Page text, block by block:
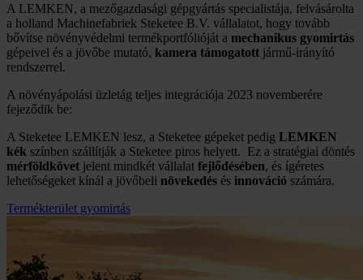
A LEMKEN, a mezőgazdasági gépgyártás specialistája, felvásárolta
a holland Machinefabriek Steketee B.V. vállalatot, hogy tovább
bővítse növényvédelmi termékportfólióját a mechanikus gyomirtás
gépeivel és a jövőbe mutató, kamera támogatott jármű-irányító
rendszerrel.
A növényápolási üzletág teljes integrációja 2023 novemberére
fejeződik be:
A Steketee LEMKEN lesz, a Steketee gépeket pedig LEMKEN
kék színben szállítják a Steketee piros helyett. Ez a stratégiai döntés
mérföldkövet jelent mindkét vállalat fejlődésében, és ígéretes
lehetőségeket kínál a jövőbeli növekedés és innováció számára.
Termékterület gyomirtás